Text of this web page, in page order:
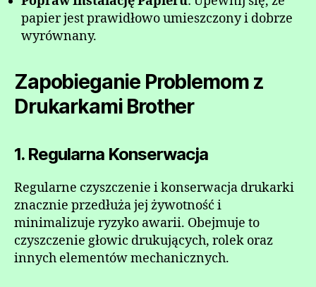
papier jest prawidłowo umieszczony i dobrze
wyrównany.
Zapobieganie Problemom z
Drukarkami Brother
1. Regularna Konserwacja
Regularne czyszczenie i konserwacja drukarki
znacznie przedłuża jej żywotność i
minimalizuje ryzyko awarii. Obejmuje to
czyszczenie głowic drukujących, rolek oraz
innych elementów mechanicznych.